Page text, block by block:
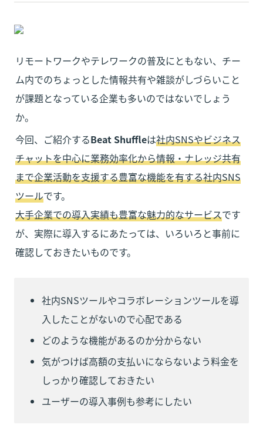
リモートワークやテレワークの普及にともない、チー
ム内でのちょっとした情報共有や雑談がしづらいこと
が課題となっている企業も多いのではないでしょう
か。
今回、ご紹介するBeat Shuffleは社内SNSやビジネス
チャットを中心に業務効率化から情報・ナレッジ共有
まで企業活動を支援する豊富な機能を有する社内SNS
ツール
大手企業での導入実績も豊富な魅力的なサービスです
が、実際に導入するにあたっては、いろいろと事前に
確認しておきたいものです。
社内SNSツールやコラボレーションツールを導
入したことがないので心配である
どのような機能があるのか分からない
気がつけば高額の支払いにならないよう料金を
しっかり確認しておきたい
ユーザーの導入事例も参考にしたい